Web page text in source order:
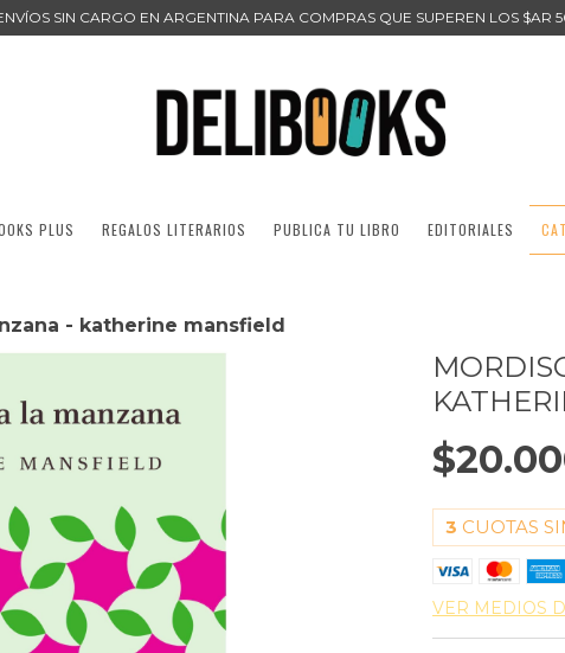
SIN CARGO EN ARGENTINA PARA COMPRAS QUE SUPEREN LOS $AR
PLUS REGALOS LITERARIOS PUBLICA TU LIBRO EDITORIALES
- katherine mansfield
3 CUOTAS
VER MEDIOS